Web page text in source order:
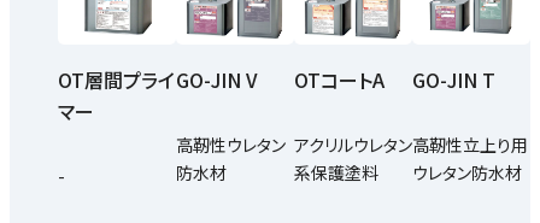
OT層間プライ
マー
-
GO-JIN V
高靭性ウレタン
防水材
OTコートA
アクリルウレタン
系保護塗料
GO-JIN T
高靭性立上り用
ウレタン防水材